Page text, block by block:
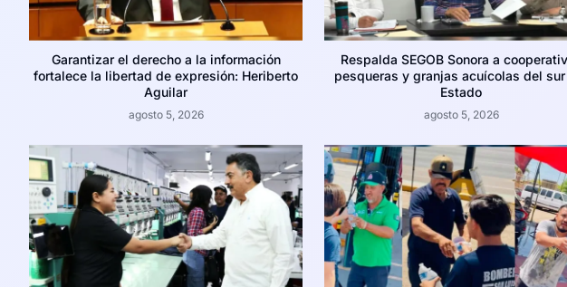
Garantizar el derecho a la información
fortalece la libertad de expresión: Heriberto
Aguilar
agosto 5, 2026
Respalda SEGOB Sonora a
pesqueras y granjas acuícolas del
Estado
agosto 5, 2026